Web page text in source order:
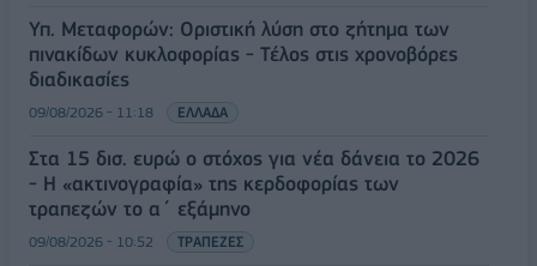
Υπ. Μεταφορών: Οριστική λύση στο ζήτημα των
πινακίδων κυκλοφορίας - Τέλος στις χρονοβόρες
διαδικασίες
09/08/2026 - 11:18 ΕΛΛΑΔΑ
Στα 15 δισ. ευρώ ο στόχος για νέα δάνεια το 2026
- Η «ακτινογραφία» της κερδοφορίας των
τραπεζών το α΄ εξάμηνο
09/08/2026 - 10:52 ΤΡΑΠΕΖΕΣ